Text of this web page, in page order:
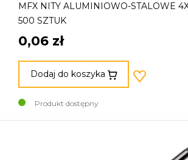
MFX NITY ALUMINIOWO-STALOWE
500 SZTUK
0,06 zł
Dodaj do koszyka
Produkt dostępny